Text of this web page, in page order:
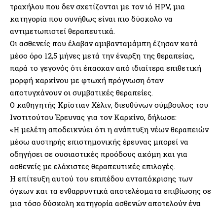
τραχήλου που δεν σχετίζονται με τον ιό HPV, μια
κατηγορία που συνήθως είναι πιο δύσκολο να
αντιμετωπιστεί θεραπευτικά.
Οι ασθενείς που έλαβαν αμιβανταμάμπη έζησαν κατά
μέσο όρο 12,5 μήνες μετά την έναρξη της θεραπείας,
παρά το γεγονός ότι έπασχαν από ιδιαίτερα επιθετική
μορφή καρκίνου με φτωχή πρόγνωση όταν
αποτυγχάνουν οι συμβατικές θεραπείες.
Ο καθηγητής Κρίστιαν Χέλιν, διευθύνων σύμβουλος του
Ινστιτούτου Έρευνας για τον Καρκίνο, δήλωσε:
«Η μελέτη αποδεικνύει ότι η ανάπτυξη νέων θεραπειών
μέσω αυστηρής επιστημονικής έρευνας μπορεί να
οδηγήσει σε ουσιαστικές προόδους ακόμη και για
ασθενείς με ελάχιστες θεραπευτικές επιλογές.
Η επίτευξη αυτού του επιπέδου ανταπόκρισης των
όγκων και τα ενθαρρυντικά αποτελέσματα επιβίωσης σε
μια τόσο δύσκολη κατηγορία ασθενών αποτελούν ένα